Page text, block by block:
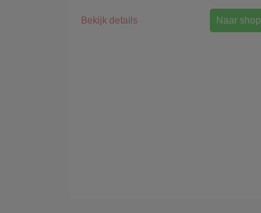
Bekijk details Naar shop